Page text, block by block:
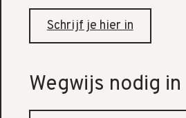
Schrijf je hier in
Wegwijs nodig